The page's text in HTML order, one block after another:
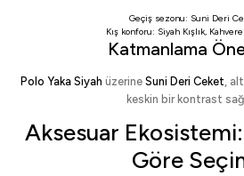
Geçiş sezonu: Suni Deri
Kış konforu: Siyah Kışlık,
Katmanlama
Polo Yaka Siyah üzerine Suni Deri Ceket,
keskin bir kontrast
Aksesuar
Göre